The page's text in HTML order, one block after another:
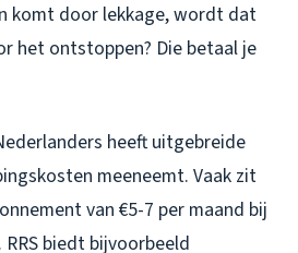
komt door lekkage, wordt dat
het ontstoppen? Die betaal je
heeft uitgebreide
meeneemt. Vaak zit
van €5-7 per maand bij
biedt bijvoorbeeld